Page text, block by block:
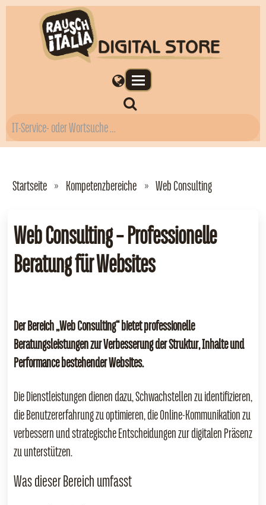
Startseite Kompetenzbereiche Web Consulting
Web Consulting – Professionelle
Beratung für Websites
Der Bereich „Web Consulting“ bietet professionelle
Beratungsleistungen zur Verbesserung der Struktur, Inhalte und
Performance bestehender Websites.
Die Dienstleistungen dienen dazu, Schwachstellen zu identifizieren,
die Benutzererfahrung zu optimieren, die Online‑Kommunikation zu
verbessern und strategische Entscheidungen zur digitalen Präsenz
zu unterstützen.
Was dieser Bereich umfasst